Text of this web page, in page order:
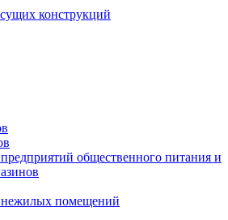
конструкций
общественного питания и
нежилых помещений